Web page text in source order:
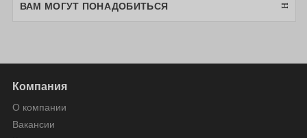
ВАМ МОГУТ ПОНАДОБИТЬСЯ
Компания
О компании
Вакансии